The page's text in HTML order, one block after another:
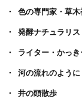
色の専門家・草
発酵ナチュラリ
ライター・かっ
河の流れのように
井の頭散歩